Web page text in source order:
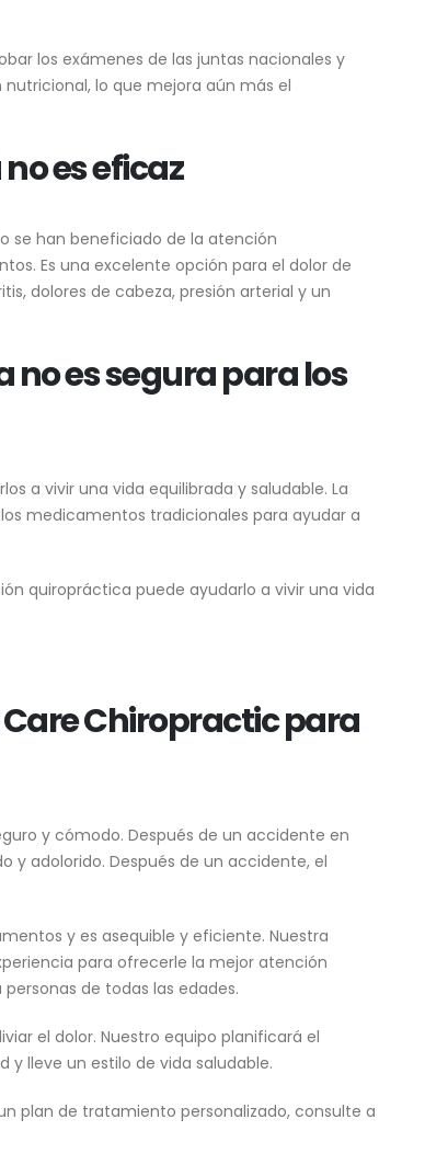
los exámenes de las juntas nacionales y
lo que mejora aún más el
es eficaz
se han beneficiado de la atención
Es una excelente opción para el dolor de
dolores de cabeza, presión arterial y un
es segura para los
a vivir una vida equilibrada y saludable. La
medicamentos tradicionales para ayudar a
quiropráctica puede ayudarlo a vivir una vida
Chiropractic para
y cómodo. Después de un accidente en
y adolorido. Después de un accidente, el
y es asequible y eficiente. Nuestra
para ofrecerle la mejor atención
de todas las edades.
el dolor. Nuestro equipo planificará el
lleve un estilo de vida saludable.
plan de tratamiento personalizado, consulte a